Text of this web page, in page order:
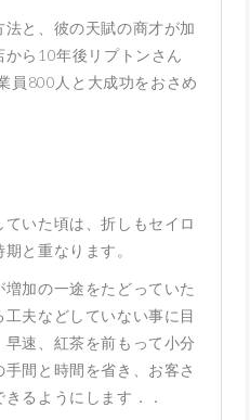
と、彼の天賦の商才が加
ら10年後リプトンさん
員800人と大成功をおさめ
いた頃は、折しもセイロ
と重なります。
加の一途をたどっていた
夫などしていない事に目
速、紅茶を前もって小分
間と時間を省き、お客さ
るようにします．．